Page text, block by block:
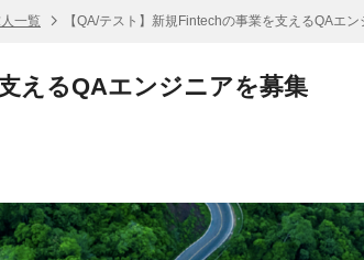
一覧 【QA/テスト】新規Fintechの事業を支えるQAエ
えるQAエンジニアを募集